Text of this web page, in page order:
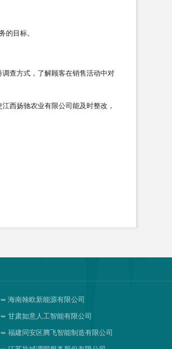
的目标。
查方式，了解顾客在销售活动中对
西扬驰农业有限公司能及时整改，
海南翰欧新能源有限公司
甘肃如意人工智能有限公司
福建同安区腾飞智能制造有限公司